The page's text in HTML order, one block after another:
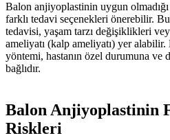
Balon anjiyoplastinin uygun
farklı tedavi seçenekleri önerebilir.
tedavisi, yaşam tarzı değişiklikleri
ameliyatı (kalp ameliyatı) yer
yöntemi, hastanın özel durumuna ve
bağlıdır.
Balon Anjiyoplastinin
Riskleri